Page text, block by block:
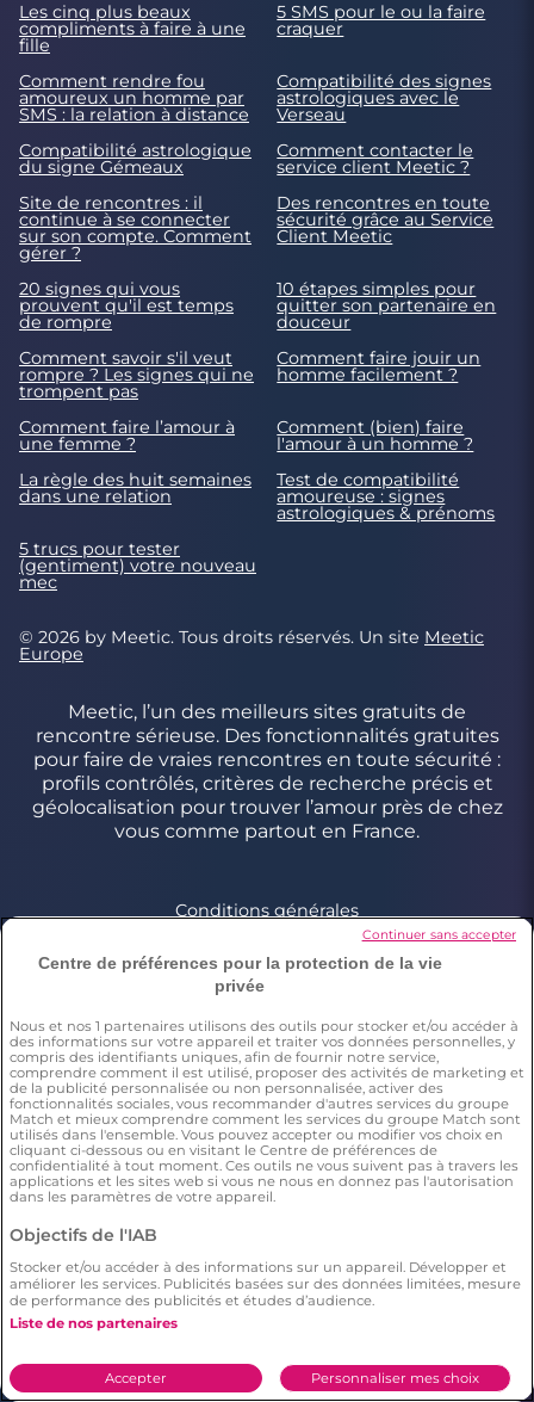
Les cinq plus beaux
compliments à faire à une
fille
5 SMS pour le ou la faire
craquer
Comment rendre fou
amoureux un homme par
SMS : la relation à distance
Compatibilité des signes
astrologiques avec le
Verseau
Compatibilité astrologique
du signe Gémeaux
Comment contacter le
service client Meetic ?
Site de rencontres : il
continue à se connecter
sur son compte. Comment
gérer ?
Des rencontres en toute
sécurité grâce au Service
Client Meetic
20 signes qui vous
prouvent qu'il est temps
de rompre
10 étapes simples pour
quitter son partenaire en
douceur
Comment savoir s'il veut
rompre ? Les signes qui ne
trompent pas
Comment faire jouir un
homme facilement ?
Comment faire l’amour à
une femme ?
Comment (bien) faire
l'amour à un homme ?
La règle des huit semaines
dans une relation
Test de compatibilité
amoureuse : signes
astrologiques & prénoms
5 trucs pour tester
(gentiment) votre nouveau
mec
© 2026 by Meetic. Tous droits réservés. Un site Meetic
Europe
Meetic, l’un des meilleurs sites gratuits de
rencontre sérieuse. Des fonctionnalités gratuites
pour faire de vraies rencontres en toute sécurité :
profils contrôlés, critères de recherche précis et
géolocalisation pour trouver l’amour près de chez
vous comme partout en France.
Conditions générales
Charte d’utilisation des cookies
Politique de confidentialité
Conditions Générales applicables aux Events
Signaler un contenu illégal
*Estimation du nombre de personnes ayant déjà fait une
rencontre sur Meetic en France, Italie et Espagne. Chiffre obtenu
par l’extrapolation des résultats d’une enquête réalisée par
Dynata en décembre 2023, sur 6011 personnes résidant en
France, Italie et Espagne âgés de plus de 18 ans,par rapport à la
population totale de cette tranche d’âge dans ces pays(Source
Eurostat 2023). Il résulte de cette étude que respectivement 15%
(en France), 12% (en Italie), 10% (en Espagne) des répondants ont
déclaré avoir déjà fait une rencontre sur Meetic.
**Chaque description et photo de profil est modérée
***Enquête menée par Dynata en décembre 2023, auprès d'un
échantillon représentatif de 2006 personnes de 18 ans et plus en
France. Il résulte de cette étude statistique que le nombre
d'utilisateurs sur Meetic (=397 répondants) a un plus grand
aux autres sites/applications de rencontre.
****Selon une étude Dynata réalisée en décembre 2023 auprès
Centre de préférences pour la protection de la vie
privée
Nous et nos 1 partenaires utilisons des outils pour stocker et/ou accéder à
des informations sur votre appareil et traiter vos données personnelles, y
compris des identifiants uniques, afin de fournir notre service,
comprendre comment il est utilisé, proposer des activités de marketing et
de la publicité personnalisée ou non personnalisée, activer des
fonctionnalités sociales, vous recommander d'autres services du groupe
Match et mieux comprendre comment les services du groupe Match sont
utilisés dans l'ensemble. Vous pouvez accepter ou modifier vos choix en
cliquant ci-dessous ou en visitant le Centre de préférences de
confidentialité à tout moment. Ces outils ne vous suivent pas à travers les
applications et les sites web si vous ne nous en donnez pas l'autorisation
dans les paramètres de votre appareil.
Objectifs de l'IAB
Stocker et/ou accéder à des informations sur un appareil. Développer et
améliorer les services. Publicités basées sur des données limitées, mesure
de performance des publicités et études d’audience.
Liste de nos partenaires
Personnaliser mes choix
Accepter
Continuer sans accepter